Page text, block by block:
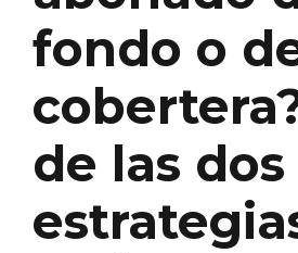
fondo o
de las dos